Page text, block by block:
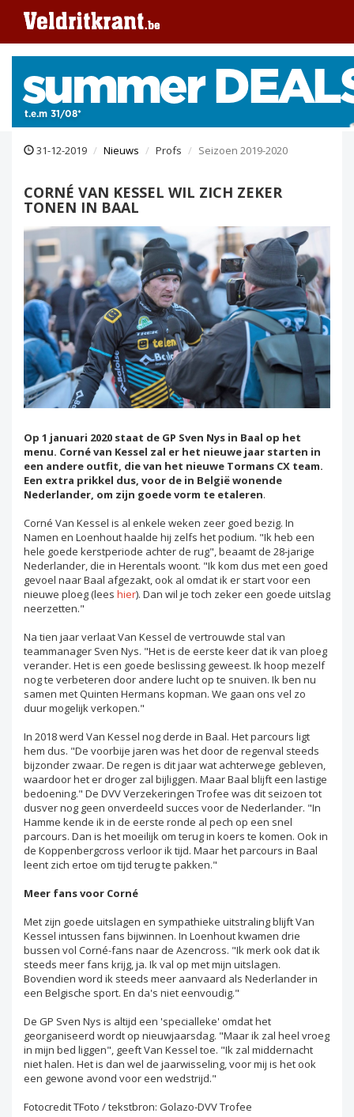
31-12-2019 Nieuws Profs Seizoen 2019-2020
CORNÉ VAN KESSEL WIL ZICH ZEKER
TONEN IN BAAL
Op 1 januari 2020 staat de GP Sven Nys in Baal op het
menu. Corné van Kessel zal er het nieuwe jaar starten in
een andere outfit, die van het nieuwe Tormans CX team.
Een extra prikkel dus, voor de in België wonende
Nederlander, om zijn goede vorm te etaleren.
Corné Van Kessel is al enkele weken zeer goed bezig. In
Namen en Loenhout haalde hij zelfs het podium. "Ik heb een
hele goede kerstperiode achter de rug", beaamt de 28-jarige
Nederlander, die in Herentals woont. "Ik kom dus met een goed
gevoel naar Baal afgezakt, ook al omdat ik er start voor een
nieuwe ploeg (lees hier). Dan wil je toch zeker een goede uitslag
neerzetten."
Na tien jaar verlaat Van Kessel de vertrouwde stal van
teammanager Sven Nys. "Het is de eerste keer dat ik van ploeg
verander. Het is een goede beslissing geweest. Ik hoop mezelf
nog te verbeteren door andere lucht op te snuiven. Ik ben nu
samen met Quinten Hermans kopman. We gaan ons vel zo
duur mogelijk verkopen."
In 2018 werd Van Kessel nog derde in Baal. Het parcours ligt
hem dus. "De voorbije jaren was het door de regenval steeds
bijzonder zwaar. De regen is dit jaar wat achterwege gebleven,
waardoor het er droger zal bijliggen. Maar Baal blijft een lastige
bedoening." De DVV Verzekeringen Trofee was dit seizoen tot
dusver nog geen onverdeeld succes voor de Nederlander. "In
Hamme kende ik in de eerste ronde al pech op een snel
parcours. Dan is het moeilijk om terug in koers te komen. Ook in
de Koppenbergcross verloor ik tijd. Maar het parcours in Baal
leent zich ertoe om tijd terug te pakken."
Meer fans voor Corné
Met zijn goede uitslagen en sympathieke uitstraling blijft Van
Kessel intussen fans bijwinnen. In Loenhout kwamen drie
bussen vol Corné-fans naar de Azencross. "Ik merk ook dat ik
steeds meer fans krijg, ja. Ik val op met mijn uitslagen.
Bovendien word ik steeds meer aanvaard als Nederlander in
een Belgische sport. En da's niet eenvoudig."
De GP Sven Nys is altijd een 'specialleke' omdat het
georganiseerd wordt op nieuwjaarsdag. "Maar ik zal heel vroeg
in mijn bed liggen", geeft Van Kessel toe. "Ik zal middernacht
niet halen. Het is dan wel de jaarwisseling, voor mij is het ook
een gewone avond voor een wedstrijd."
Fotocredit TFoto / tekstbron: Golazo-DVV Trofee